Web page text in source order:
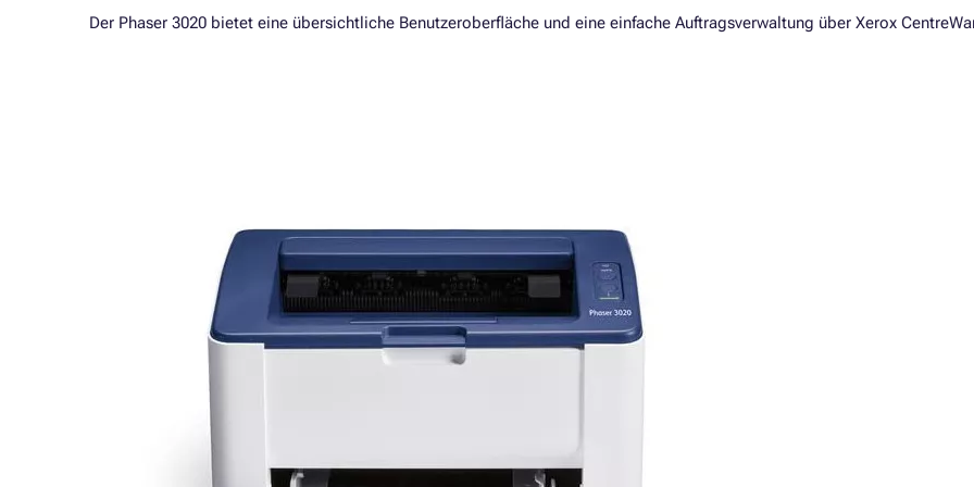
Der Phaser 3020 bietet eine übersichtliche Benutzeroberfläche und eine einfache Auftragsverwaltung über Xerox